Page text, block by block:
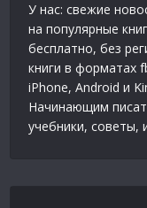
У нас: свежие
на популярные
бесплатно, без
книги в форматах
iPhone, Android и
Начинающим
учебники, советы,